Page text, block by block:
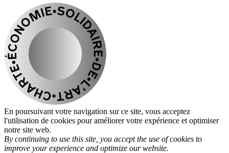
En poursuivant votre navigation sur ce site, vous acceptez
l'utilisation de cookies pour améliorer votre expérience et optimiser
notre site web.
By continuing to use this site, you accept the use of cookies to
improve your experience and optimize our website.